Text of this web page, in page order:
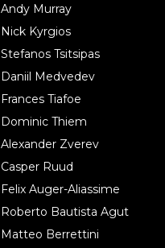
Andy Murray
Nick Kyrgios
Stefanos Tsitsipas
Daniil Medvedev
Frances Tiafoe
Dominic Thiem
Alexander Zverev
Casper Ruud
Felix Auger-Aliassime
Roberto Bautista Agut
Matteo Berrettini